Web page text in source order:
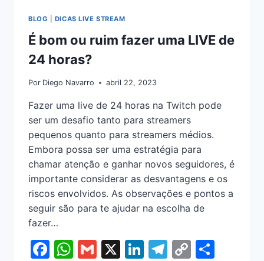
BLOG DICAS LIVE STREAM
É bom ou ruim fazer uma LIVE de
24 horas?
Por Diego Navarro abril 22, 2023
Fazer uma live de 24 horas na Twitch pode
ser um desafio tanto para streamers
pequenos quanto para streamers médios.
Embora possa ser uma estratégia para
chamar atenção e ganhar novos seguidores, é
importante considerar as desvantagens e os
riscos envolvidos. As observações e pontos a
seguir são para te ajudar na escolha de
fazer…
Facebook
WhatsApp
Gmail
X LinkedIn
Telegram
Copy